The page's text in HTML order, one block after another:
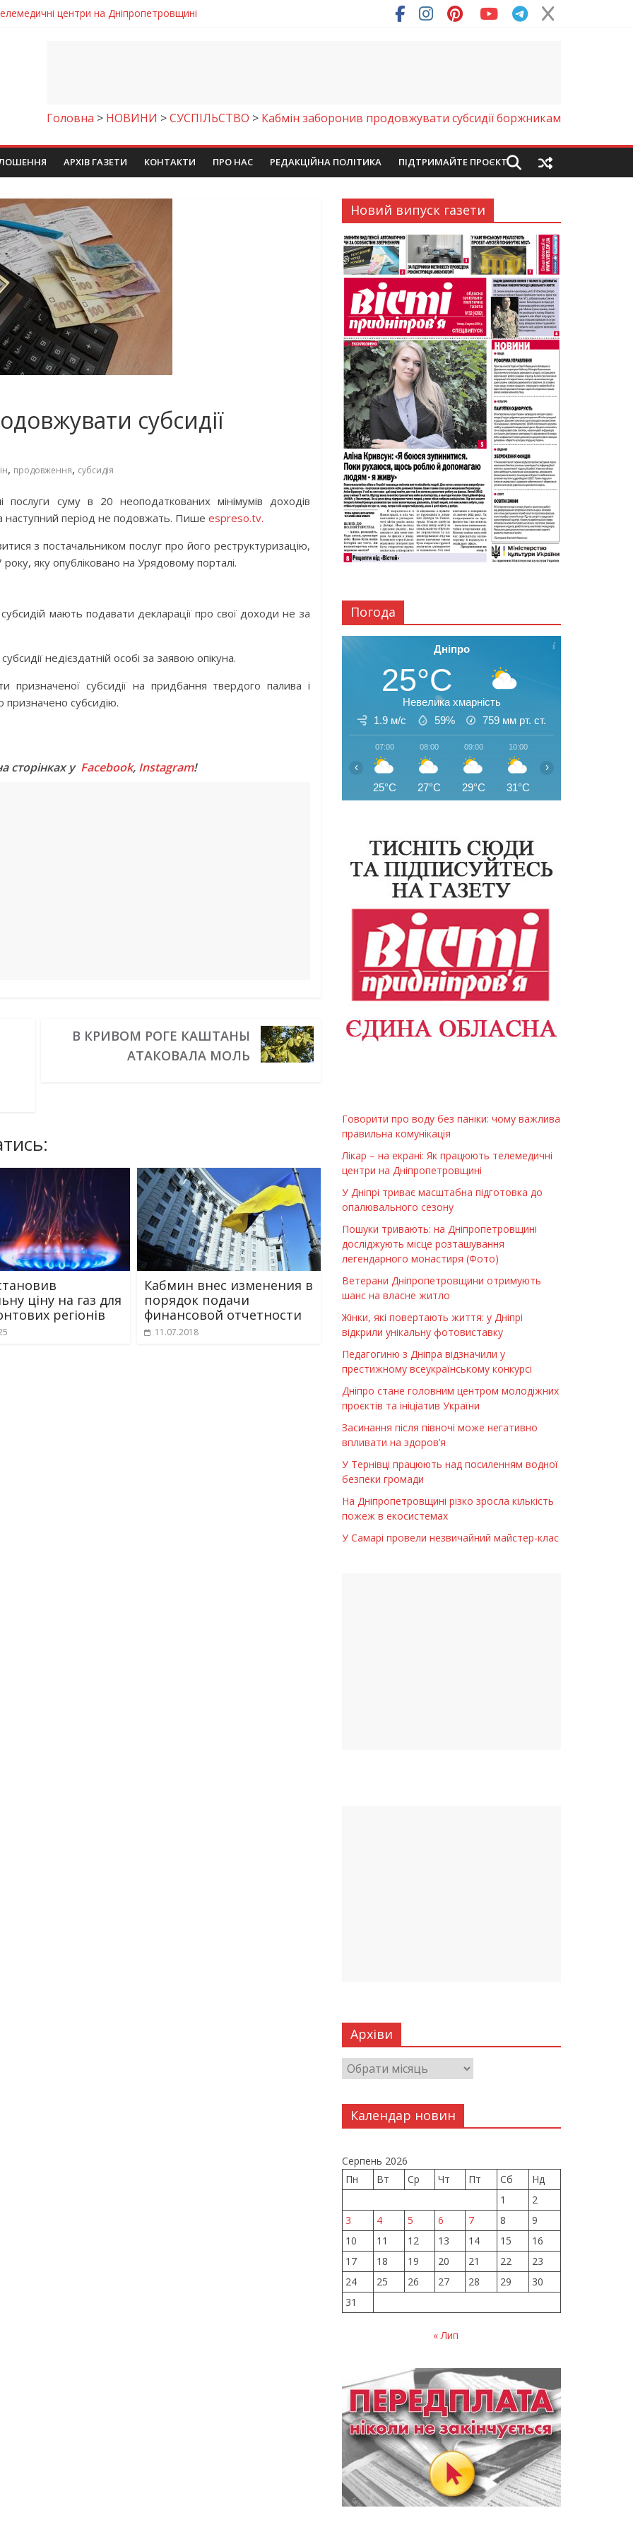
центри на Дніпропетровщині
досліджують місце розташування легендарного монастиря (Фото)
шанс на власне житло
важлива правильна комунікація
Головна > НОВИНИ >СУСПІЛЬСТВО > Кабмін заборонив продовжувати субсидії боржникам
АРХІВ ГАЗЕТИ КОНТАКТИ ПРО НАС РЕДАКЦІЙНА ПОЛІТИКА ПІДТРИМАЙТЕ ПРОЄКТ
субсидії
, продовження, субсидія
послуги суму в 20 неоподаткованих мінімумів доходів
наступний період не подовжать. Пише espreso.tv.
з постачальником послуг про його реструктуризацію,
яку опубліковано на Урядовому порталі.
мають подавати декларації про свої доходи не за
недієздатній особі за заявою опікуна.
призначеної субсидії на придбання твердого палива і
призначено субсидію.
сторінках у Facebook, Instagram!
В КРИВОМ РОГЕ КАШТАНЫ
АТАКОВАЛА МОЛЬ
ціну на газ для
регіонів
Кабмин внес изменения в
порядок подачи
финансовой отчетности
11.07.2018
Новий випуск газети
Погода
Дніпро
25°C
Невелика хмарність
1.9 м/с
59% 759 мм рт. ст.
07:00
25°C
08:00
27°C
09:00
29°C
10:00
31°C
‹ ›
Говорити про воду без паніки: чому важлива
правильна комунікація
Лікар – на екрані: Як працюють телемедичні
центри на Дніпропетровщині
У Дніпрі триває масштабна підготовка до
опалювального сезону
Пошуки тривають: на Дніпропетровщині
досліджують місце розташування
легендарного монастиря (Фото)
Ветерани Дніпропетровщини отримують
шанс на власне житло
Жінки, які повертають життя: у Дніпрі
відкрили унікальну фотовиставку
Педагогиню з Дніпра відзначили у
престижному всеукраїнському конкурсі
Дніпро стане головним центром молодіжних
проєктів та ініціатив України
Засинання після півночі може негативно
впливати на здоров’я
У Тернівці працюють над посиленням водної
безпеки громади
На Дніпропетровщині різко зросла кількість
пожеж в екосистемах
У Самарі провели незвичайний майстер-клас
Архіви
Календар новин
Серпень 2026
Пн
Вт Ср Чт Пт Сб
Нд
1
2
3
4 5 6 7 8
9
10
11 12 13 14 15
16
17
18 19 20 21 22
23
24
25 26 27 28 29
30
31
« Лип